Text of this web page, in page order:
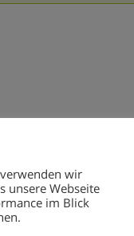
wir
unsere Webseite
im Blick